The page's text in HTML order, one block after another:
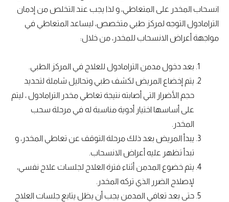
انسحاب المخدر على المتعاطي، و لذا يجب عند التخلص من إدمان
الترامادول التوجه لمركز طبي متخصص، ليساعد المتعاطي في
مواجهة أعراض الانسحاب للمخدر، من خلال:
بعد دخول مدمن الترامادول للعلاج في المركز الطبي.
يتم إخضاع المريض لكشف طبي وتحاليل شاملة لتحديد
حجم الأضرار التي أصابته نتيجة تعاطي مخدر الترامادول ، ليتم
على أساسها اختيار أدوية مناسبة له في مرحلة سحب
المخدر.
يبدأ المريض بعد ذلك مرحلة التوقف عن تعاطي المخدر، و
تبدأ تظهر عليه أعراض الانسحاب.
يتم خضوع المدمن أثناء فترة العلاج لجلسات علاج نفسي،
لإصلاح الضرر الذي تركه المخدر.
حتى بعد تعافي المدمن يجب أن يظل يتابع جلسات العلاج